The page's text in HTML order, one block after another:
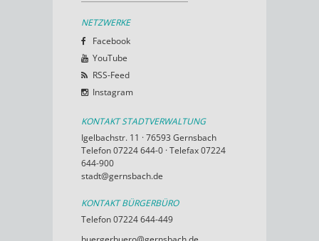
NETZWERKE
Facebook
YouTube
RSS-Feed
Instagram
KONTAKT STADTVERWALTUNG
Igelbachstr. 11 · 76593 Gernsbach
Telefon 07224 644-0 · Telefax 07224
644-900
stadt@gernsbach.de
KONTAKT BÜRGERBÜRO
Telefon 07224 644-449